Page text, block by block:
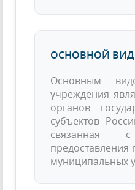
ОСНОВНОЙ ВИД
Основным
учреждения
органов
субъектов
связанная с
предоставления
муниципальных